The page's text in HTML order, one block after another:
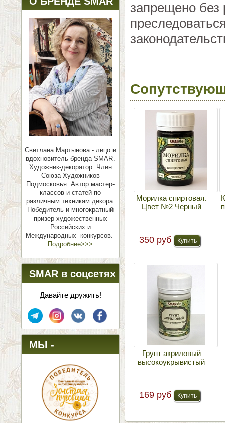
Светлана Мартынова - лицо и
вдохновитель бренда SMAR.
Художник-декоратор. Член
Союза Художников
Подмосковья. Автор мастер-
классов и статей по
различным техникам декора.
Победитель и многократный
призер художественных
Российских и
Международных конкурсов.
Подробнее>>>
SMAR в соцсетях
Давайте дружить!
МЫ -
ПОБЕДИТЕЛИ!
запрещено без
Морилка спиртовая.
Цвет №2 Черный
350 руб
Грунт акриловый
высокоукрывистый
169 руб